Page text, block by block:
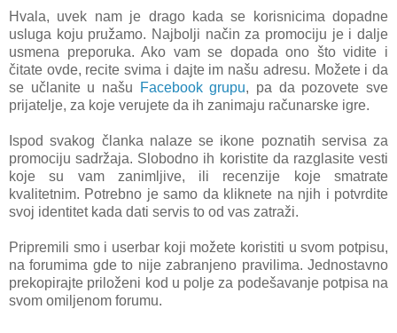
Hvala, uvek nam je drago kada se korisnicima dopadne
usluga koju pružamo. Najbolji način za promociju je i dalje
usmena preporuka. Ako vam se dopada ono što vidite i
čitate ovde, recite svima i dajte im našu adresu. Možete i da
se učlanite u našu
Facebook grupu, pa da pozovete sve
prijatelje, za koje verujete da ih zanimaju računarske igre.
Ispod svakog članka nalaze se ikone poznatih servisa za
promociju sadržaja. Slobodno ih koristite da razglasite vesti
koje su vam zanimljive, ili recenzije koje smatrate
kvalitetnim. Potrebno je samo da kliknete na njih i potvrdite
svoj identitet kada dati servis to od vas zatraži.
Pripremili smo i userbar koji možete koristiti u svom potpisu,
na forumima gde to nije zabranjeno pravilima. Jednostavno
prekopirajte priloženi kod u polje za podešavanje potpisa na
svom omiljenom forumu.